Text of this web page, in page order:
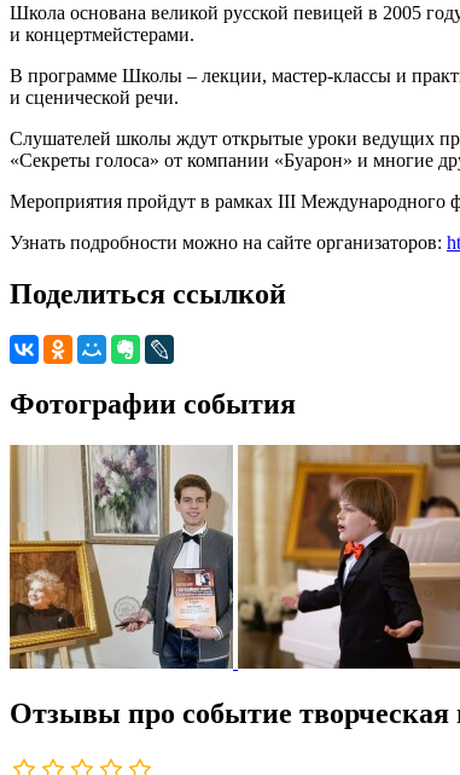
Школа основана великой русской певицей в 2005
и концертмейстерами.
В программе Школы – лекции, мастер-классы и
и сценической речи.
Слушателей школы ждут открытые уроки ведущих
«Секреты голоса» от компании «Буарон» и многие
Мероприятия пройдут в рамках III Международного
Узнать подробности можно на сайте организаторов:
Поделиться ссылкой
Фотографии события
Отзывы про событие творческая